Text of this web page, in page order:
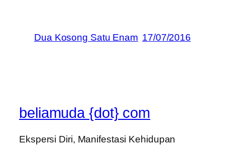
Dua Kosong Satu Enam 17/07/2016
beliamuda {dot} com
Ekspersi Diri, Manifestasi Kehidupan